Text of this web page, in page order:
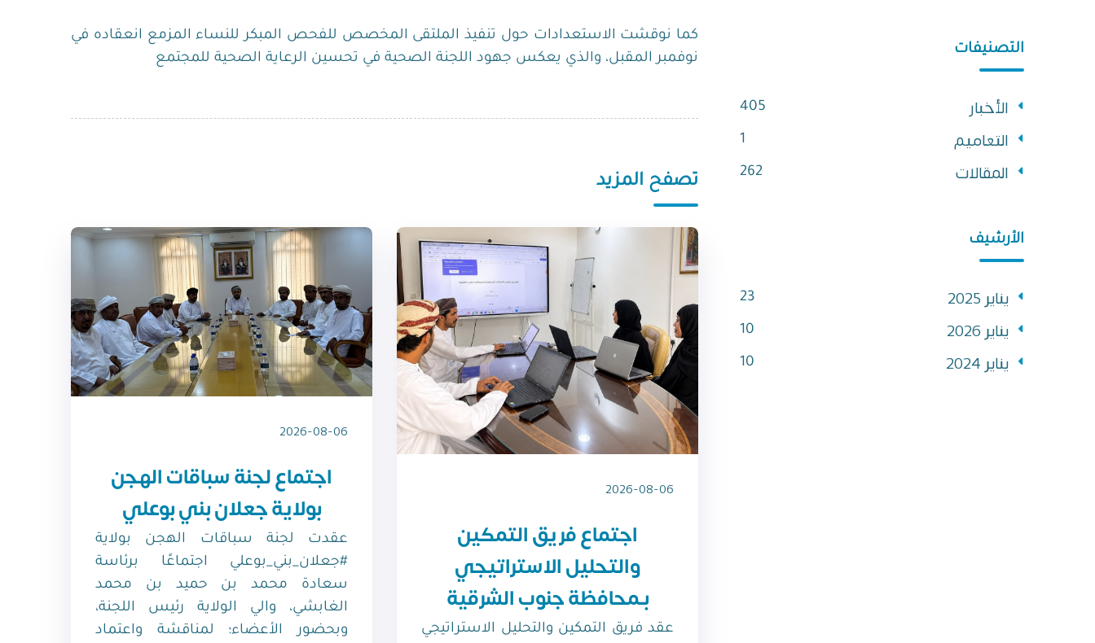
التصنيفات
الأخبار 405
التعاميم 1
المقالات 262
الأرشيف
يناير 2025 23
يناير 2026 10
يناير 2024 10
‏كما نوقشت الاستعدادات حول تنفيذ الملتقى المخصص للفحص المبكر للنساء المزمع انعقاده في
نوفمبر المقبل، والذي يعكس جهود اللجنة الصحية في تحسين الرعاية الصحية للمجتمع
تصفح المزيد
2026-08-06
اجتماع فريق التمكين
والتحليل الاستراتيجي
بـمحافظة جنوب الشرقية
عقد فريق التمكين والتحليل الاستراتيجي
2026-08-06
اجتماع لجنة سباقات الهجن
بولاية جعلان بني بوعلي
عقدت لجنة سباقات الهجن بولاية
#جعلان_بني_بوعلي اجتماعًا برئاسة
سعادة محمد بن حميد بن محمد
الغابشي، والي الولاية رئيس اللجنة،
وبحضور الأعضاء؛ لمناقشة واعتماد